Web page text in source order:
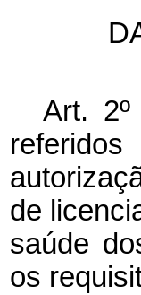
Art.
referidos
de
saúde
os